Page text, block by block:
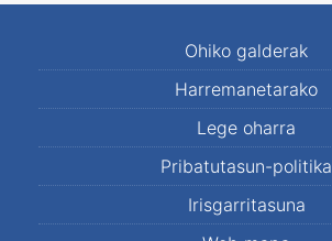
Ohiko galderak
Harremanetarako
Lege oharra
Pribatutasun-politika
Irisgarritasuna